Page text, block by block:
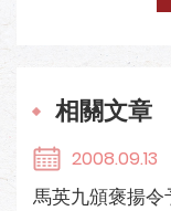
相關文章
2008.09.13
馬英九頒褒揚令